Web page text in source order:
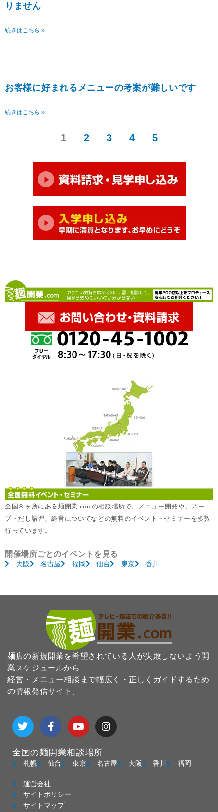
りません
続きはこちら »
お客様に好まれるメニューの考案が難しいです
続きはこちら »
1 2 3 4 5
全国８ヶ所にある麺開業.comの相談場所で、メニュー開発や、スー
プ・だし講習、経営についてなどの無料のイベント・セミナーを多数
行っています。
開催場所ごとのイベントを見る
大阪 名古屋 福岡 仙台 東京 香川
麺店の新規開業を希望されている人が失敗しないよう開
業スケジュールから
経営・メニュー相談まで幅広く・正しくガイドするため
の情報発信サイト。
T
w
i
t
e
F
a
c
b
o
k
-
f
Y
o
u
u
b
I
n
s
g
全国の麺開業相談場所
札幌 仙台 東京 名古屋 大阪 香川 福岡
運営会社
サイトポリシー
サイトマップ